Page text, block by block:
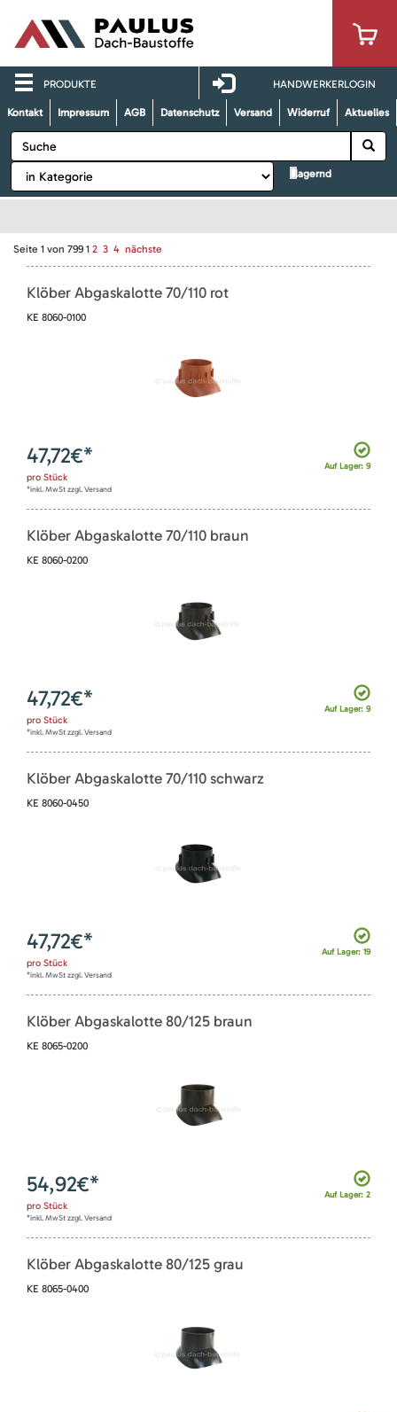
PRODUKTE HANDWERKERLOGIN
Kontakt Impressum AGB Datenschutz Versand Widerruf Aktuelles
lagernd
Seite 1 von 799 1 2 3 4 nächste
Klöber Abgaskalotte 70/110 rot
KE 8060-0100
Auf Lager: 9
47,72€*
pro Stück
*inkl. MwSt zzgl. Versand
Klöber Abgaskalotte 70/110 braun
KE 8060-0200
Auf Lager: 9
47,72€*
pro Stück
*inkl. MwSt zzgl. Versand
Klöber Abgaskalotte 70/110 schwarz
KE 8060-0450
Auf Lager: 19
47,72€*
pro Stück
*inkl. MwSt zzgl. Versand
Klöber Abgaskalotte 80/125 braun
KE 8065-0200
Auf Lager: 2
54,92€*
pro Stück
*inkl. MwSt zzgl. Versand
Klöber Abgaskalotte 80/125 grau
KE 8065-0400